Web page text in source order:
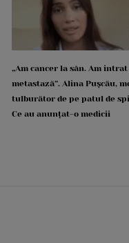
„Am cancer la sân. Am
metastază”. Alina Pușcău,
tulburător de pe patul de
Ce au anunțat-o medicii